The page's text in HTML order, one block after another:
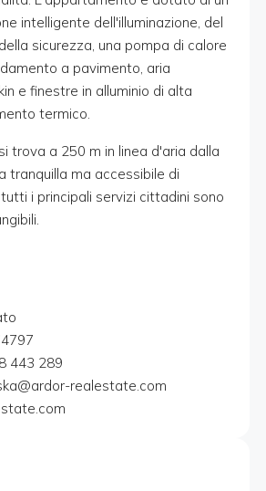
intelligente dell'illuminazione, del
sicurezza, una pompa di calore
a pavimento, aria
e finestre in alluminio di alta
termico.
trova a 250 m in linea d'aria dalla
tranquilla ma accessibile di
i principali servizi cittadini sono
443 289
realestate.com